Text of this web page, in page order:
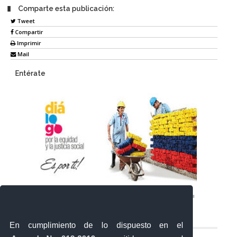
En cumplimiento de lo dispuesto en el
Comparte esta publicación:
Tweet
Compartir
Imprimir
Mail
Entérate